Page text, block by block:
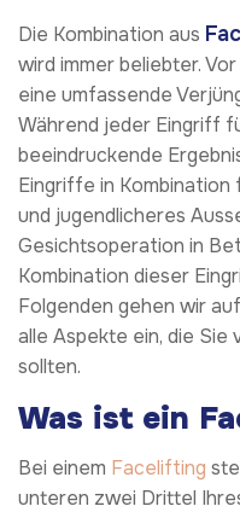
Die Kombination aus
wird immer beliebter.
eine umfassende
Während jeder Eingriff
beeindruckende
Eingriffe in
und jugendlicheres
Gesichtsoperation in
Kombination dieser
Folgenden gehen wir
alle Aspekte ein, die Sie
sollten.
Was ist ein
Bei einem Facelifting
unteren zwei Drittel